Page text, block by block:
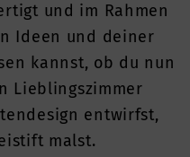
und im Rahmen
Ideen und deiner
kannst, ob du nun
Lieblingszimmer
entwirfst,
malst.